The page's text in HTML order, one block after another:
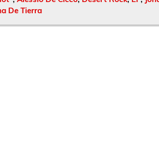
De Tierra